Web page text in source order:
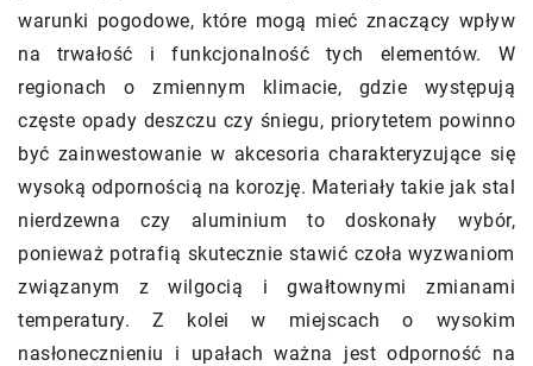
warunki pogodowe, które mogą mieć znaczący wpływ
na trwałość i funkcjonalność tych elementów. W
regionach o zmiennym klimacie, gdzie występują
częste opady deszczu czy śniegu, priorytetem powinno
być zainwestowanie w akcesoria charakteryzujące się
wysoką odpornością na korozję. Materiały takie jak stal
nierdzewna czy aluminium to doskonały wybór,
ponieważ potrafią skutecznie stawić czoła wyzwaniom
związanym z wilgocią i gwałtownymi zmianami
temperatury. Z kolei w miejscach o wysokim
nasłonecznieniu i upałach ważna jest odporność na